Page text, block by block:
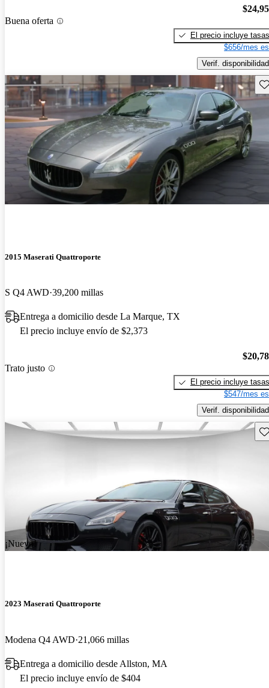
Buena oferta
El precio incluye tasas
$656/mes
Verif. disponibilidad
2015 Maserati Quattroporte
S Q4 AWD 39,200 millas
Entrega a domicilio desde La Marque, TX
El precio incluye envío de $2,373
Trato justo
El precio incluye tasas
$547/mes
Verif. disponibilidad
¡Nuevo!
2023 Maserati Quattroporte
Modena Q4 AWD 21,066 millas
Entrega a domicilio desde Allston, MA
El precio incluye envío de $404